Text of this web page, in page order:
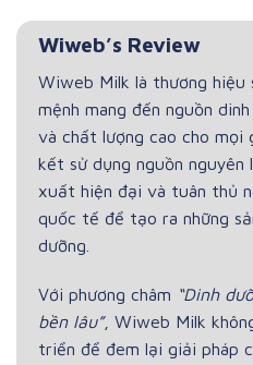
Wiweb’s Review
Wiweb Milk là thương hiệu
mệnh mang đến nguồn
và chất lượng cao cho mọi
kết sử dụng nguồn
xuất hiện đại và tuân thủ
quốc tế để tạo ra những
dưỡng.
Với phương châm “Dinh
bền lâu”, Wiweb Milk
triển để đem lại giải pháp